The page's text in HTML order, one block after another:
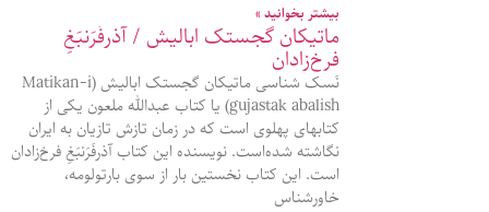
بیشتر بخوانید »
ماتیکان گجستک ابالیش / آذرفَرَنبَغِ
فرخ‌زادان
نَسک شناسی ماتیکان گجستک ابالیش (Matikan-i
gujastak abalish) یا کتاب عبدالله ملعون یکی از
کتابهای پهلوی است که در زمان تازش تازیان به ایران
نگاشته شده‌است. نویسنده این کتاب آذرفَرَنبَغِ فرخ‌زادان
است. این کتاب نخستین بار از سوی بارتولومه،
خاورشناس